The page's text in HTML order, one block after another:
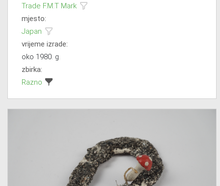
Trade F.M.T Mark
mjesto:
Japan
vrijeme izrade:
oko 1980. g.
zbirka:
Razno